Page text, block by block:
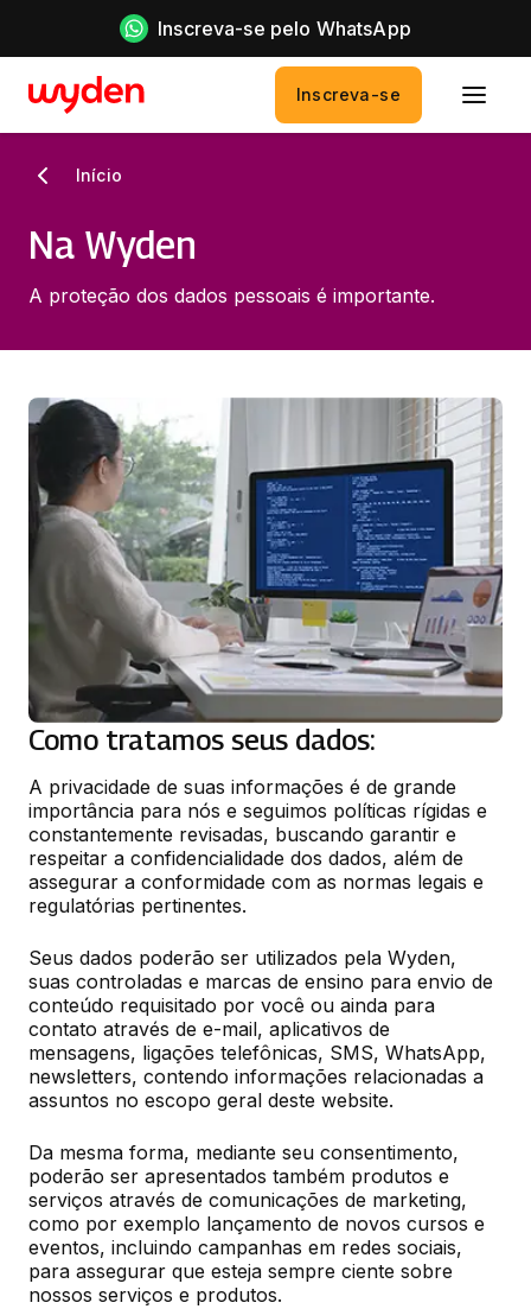
Inscreva-se pelo WhatsApp
Inscreva-se
Início
Na Wyden
A proteção dos dados pessoais é importante.
Como tratamos seus dados:
A privacidade de suas informações é de grande
importância para nós e seguimos políticas rígidas e
constantemente revisadas, buscando garantir e
respeitar a confidencialidade dos dados, além de
assegurar a conformidade com as normas legais e
regulatórias pertinentes.
Seus dados poderão ser utilizados pela Wyden,
suas controladas e marcas de ensino para envio de
conteúdo requisitado por você ou ainda para
contato através de e-mail, aplicativos de
mensagens, ligações telefônicas, SMS, WhatsApp,
newsletters, contendo informações relacionadas a
assuntos no escopo geral deste website.
Da mesma forma, mediante seu consentimento,
poderão ser apresentados também produtos e
serviços através de comunicações de marketing,
como por exemplo lançamento de novos cursos e
eventos, incluindo campanhas em redes sociais,
para assegurar que esteja sempre ciente sobre
nossos serviços e produtos.